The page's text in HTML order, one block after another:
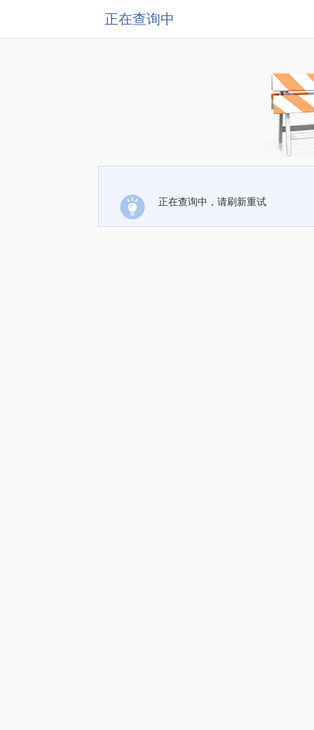
正在查询中
正在查询中，请刷新重试